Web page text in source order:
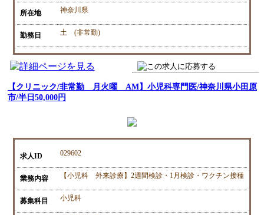
所在地 神奈川県
勤務日 土 (非常勤)
【クリニック/非常勤 月火曜 AM】小児科専門医/神奈川県小田原
市/半日50,000円
求人ID 029602
業務内容 【小児科 外来診療】2週間検診・1月検診・ワクチン接種
募集科目 小児科